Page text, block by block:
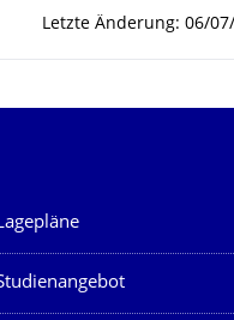
Letzte Änderung: 06/
Dienste